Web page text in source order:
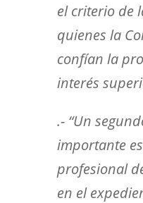
el criterio de
quienes la
confían la
interés
.- “Un
importante
profesional
en el